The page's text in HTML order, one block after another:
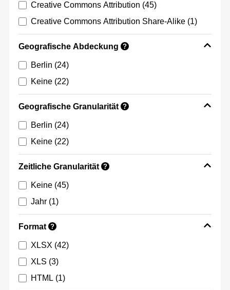
Creative Commons Attribution (45)
Creative Commons Attribution Share-Alike (1)
Geografische Abdeckung ?
Berlin (24)
Keine (22)
Geografische Granularität ?
Berlin (24)
Keine (22)
Zeitliche Granularität ?
Keine (45)
Jahr (1)
Format ?
XLSX (42)
XLS (3)
HTML (1)